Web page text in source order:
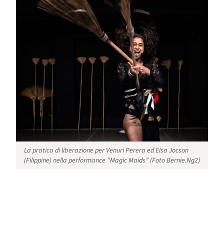
La pratica di liberazione per Venuri Perera ed Eisa Jocson
(Filippine) nella performance “Magic Maids” (Foto Bernie.Ng2)